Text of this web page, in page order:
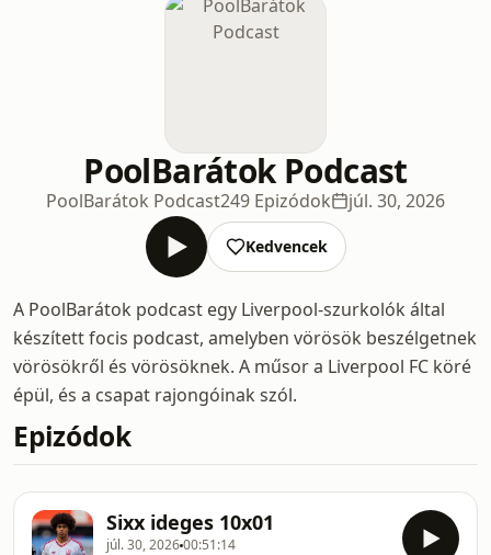
PoolBarátok Podcast
PoolBarátok Podcast249 Epizódok júl. 30, 2026
Kedvencek
A PoolBarátok podcast egy Liverpool-szurkolók által
készített focis podcast, amelyben vörösök beszélgetnek
vörösökről és vörösöknek. A műsor a Liverpool FC köré
épül, és a csapat rajongóinak szól.
Epizódok
Sixx ideges 10x01
júl. 30, 202600:51:14